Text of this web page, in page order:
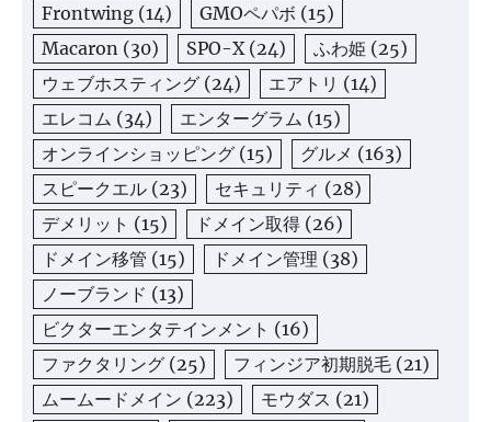
Frontwing (14) GMOペパボ (15)
Macaron (30) SPO-X(24) ふわ姫 (25)
ウェブホスティング (24) エアトリ (14)
エレコム (34) エンターグラム (15)
オンラインショッピング (15) グルメ (163)
スピークエル (23) セキュリティ (28)
デメリット (15) ドメイン取得 (26)
ドメイン移管 (15) ドメイン管理 (38)
ノーブランド (13)
ビクターエンタテインメント (16)
ファクタリング (25) フィンジア初期脱毛 (21)
ムームードメイン (223) モウダス (21)